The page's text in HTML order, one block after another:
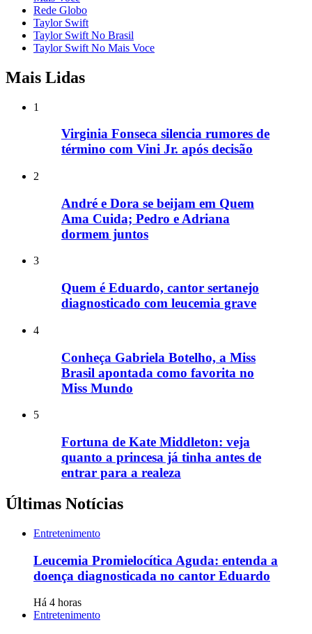
Rede Globo
Taylor Swift
Taylor Swift No Brasil
Taylor Swift No Mais Voce
Mais Lidas
1
Virginia Fonseca silencia rumores de
término com Vini Jr. após decisão
2
André e Dora se beijam em Quem
Ama Cuida; Pedro e Adriana
dormem juntos
3
Quem é Eduardo, cantor sertanejo
diagnosticado com leucemia grave
4
Conheça Gabriela Botelho, a Miss
Brasil apontada como favorita no
Miss Mundo
5
Fortuna de Kate Middleton: veja
quanto a princesa já tinha antes de
entrar para a realeza
Últimas Notícias
Entretenimento
Leucemia Promielocítica Aguda: entenda a
doença diagnosticada no cantor Eduardo
Há 4 horas
Entretenimento